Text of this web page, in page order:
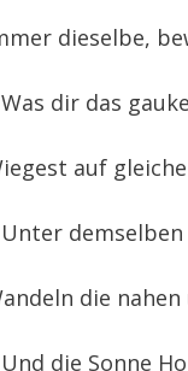
dieselbe,
dir das
auf
demselben
die
die Sonne